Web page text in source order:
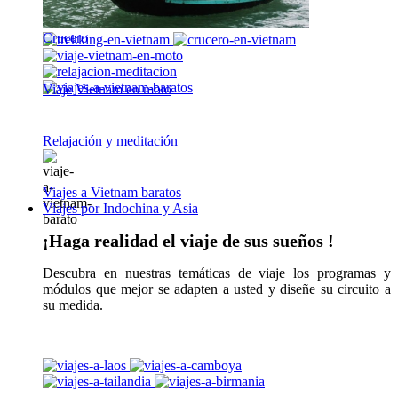
Crucero
Viaje Vietnam en moto
Relajación y meditación
Viajes a Vietnam baratos
Viajes por Indochina y Asia
¡Haga realidad el viaje de sus sueños !
Descubra en nuestras temáticas de viaje los programas y
módulos que mejor se adapten a usted y diseñe su circuito a
su medida.